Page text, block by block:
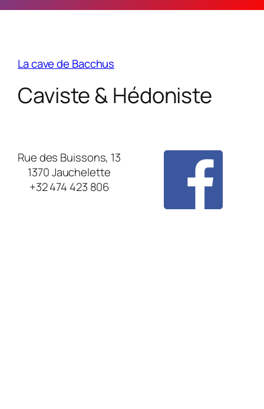
La cave de Bacchus
Caviste & Hédoniste
Rue des Buissons, 13
1370 Jauchelette
+32 474 423 806